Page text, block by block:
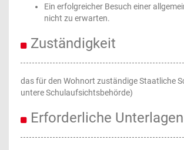
Ein erfolgreicher Besuch einer
nicht zu erwarten.
Zuständigkeit
das für den Wohnort zuständige Staatliche
untere Schulaufsichtsbehörde)
Erforderliche Unterlagen